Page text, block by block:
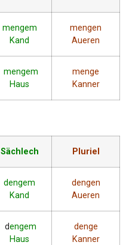
mengem
Kand
mengen
Aueren
mengem
Haus
menge
Kanner
Sächlech Pluriel
dengem
Kand
dengen
Aueren
dengem
Haus
denge
Kanner